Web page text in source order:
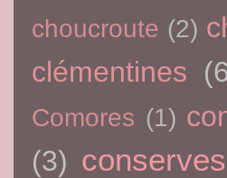
choucroute (2)
clémentines
Comores (1)
(3) conserves